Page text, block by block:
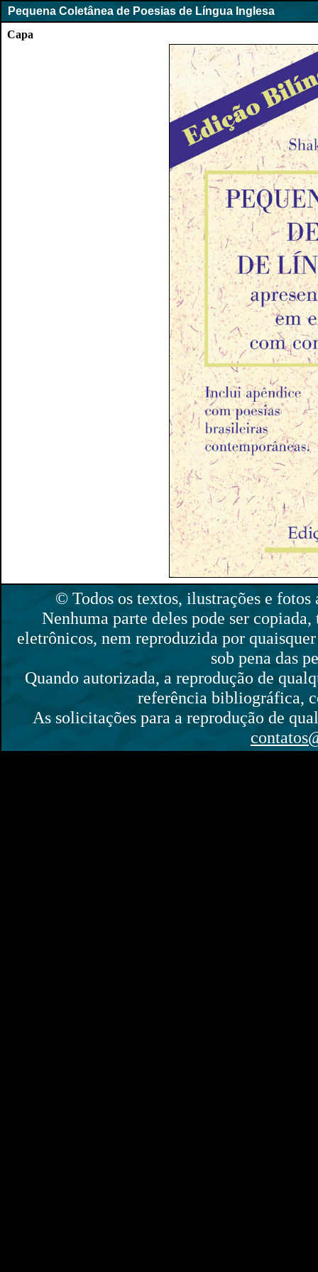
Pequena Coletânea de Poesias de Língua Inglesa
Capa
© Todos os textos, ilustrações e fotos
Nenhuma parte deles pode ser
eletrônicos, nem reproduzida por
sob pena das
Quando autorizada, a reprodução de
referência bibliográfica,
As solicitações para a reprodução de